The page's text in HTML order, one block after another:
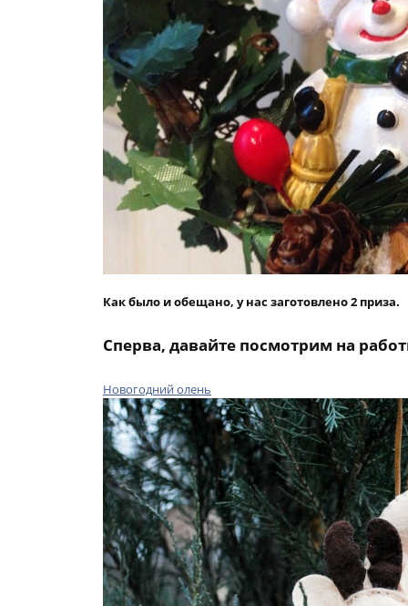
Как было и обещано, у нас заготовлено 2 приза.
Сперва, давайте посмотрим на
Новогодний олень